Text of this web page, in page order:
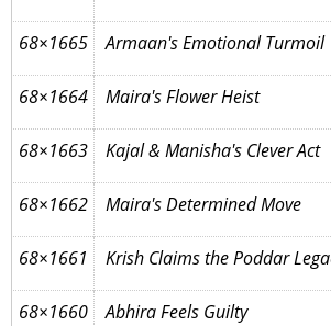
68×1665 Armaan's Emotional Turmoil
68×1664 Maira's Flower Heist
68×1663 Kajal & Manisha's Clever Act
68×1662 Maira's Determined Move
68×1661 Krish Claims the Poddar
68×1660 Abhira Feels Guilty